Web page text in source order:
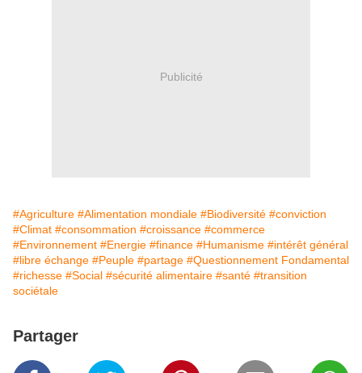
Publicité
#Agriculture #Alimentation mondiale #Biodiversité #conviction
#Climat #consommation #croissance #commerce
#Environnement #Energie #finance #Humanisme #intérêt général
#libre échange #Peuple #partage #Questionnement Fondamental
#richesse #Social #sécurité alimentaire #santé #transition
sociétale
Partager